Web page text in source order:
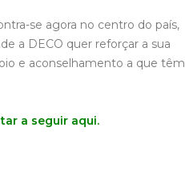
se agora no centro do país,
a DECO quer reforçar a sua
e aconselhamento a que têm
a seguir aqui.